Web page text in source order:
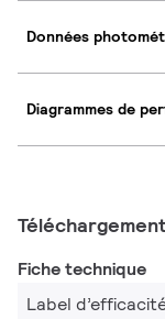
Données
Diagrammes de
Fiche technique
Label